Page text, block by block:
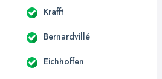
Krafft
Bernardvillé
Eichhoffen